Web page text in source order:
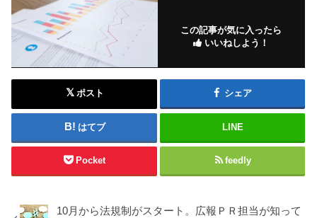
この記事が気に入ったら
いいねしよう！
ポスト シェア
はてブ LINE
Pocket feedly
10月から法規制がスタート。広報ＰＲ担当が知って